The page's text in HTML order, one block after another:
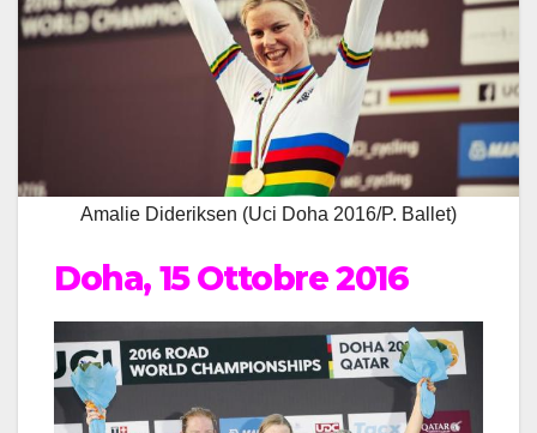
Amalie Dideriksen (Uci Doha 2016/P. Ballet)
Doha, 15 Ottobre 2016